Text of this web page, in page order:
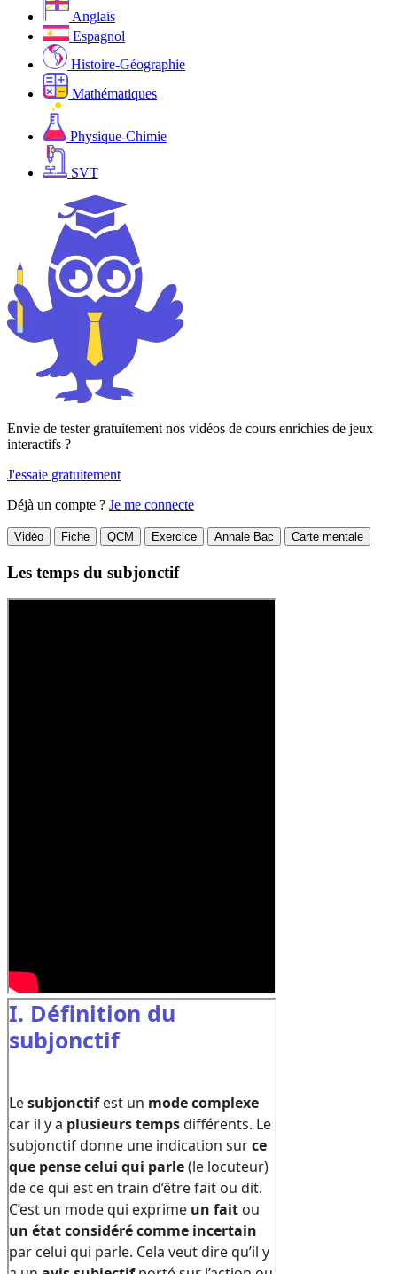
Anglais
Espagnol
Histoire-Géographie
Mathématiques
Physique-Chimie
SVT
Envie de tester gratuitement nos vidéos de cours enrichies de jeux
interactifs ?
J'essaie gratuitement
Déjà un compte ? Je me connecte
Vidéo Fiche QCM Exercice Annale Bac Carte mentale
Les temps du subjonctif